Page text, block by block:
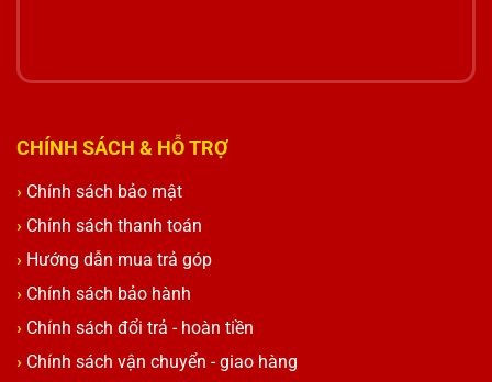
CHÍNH SÁCH & HỖ TRỢ
Chính sách bảo mật
Chính sách thanh toán
Hướng dẫn mua trả góp
Chính sách bảo hành
Chính sách đổi trả - hoàn tiền
Chính sách vận chuyển - giao hàng